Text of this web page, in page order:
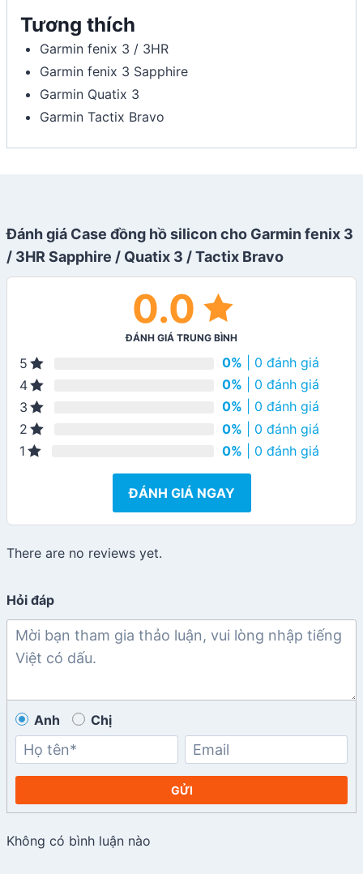
Tương thích
Garmin fenix 3 / 3HR
Garmin fenix 3 Sapphire
Garmin Quatix 3
Garmin Tactix Bravo
Đánh giá Case đồng hồ silicon cho Garmin fenix 3
/ 3HR Sapphire / Quatix 3 / Tactix Bravo
0.0
ĐÁNH GIÁ TRUNG BÌNH
5 0% | 0 đánh giá
4
0% | 0 đánh giá
3
0% | 0 đánh giá
2
0% | 0 đánh giá
1
0% | 0 đánh giá
ĐÁNH GIÁ NGAY
There are no reviews yet.
Hỏi đáp
Anh Chị
GỬI
Không có bình luận nào